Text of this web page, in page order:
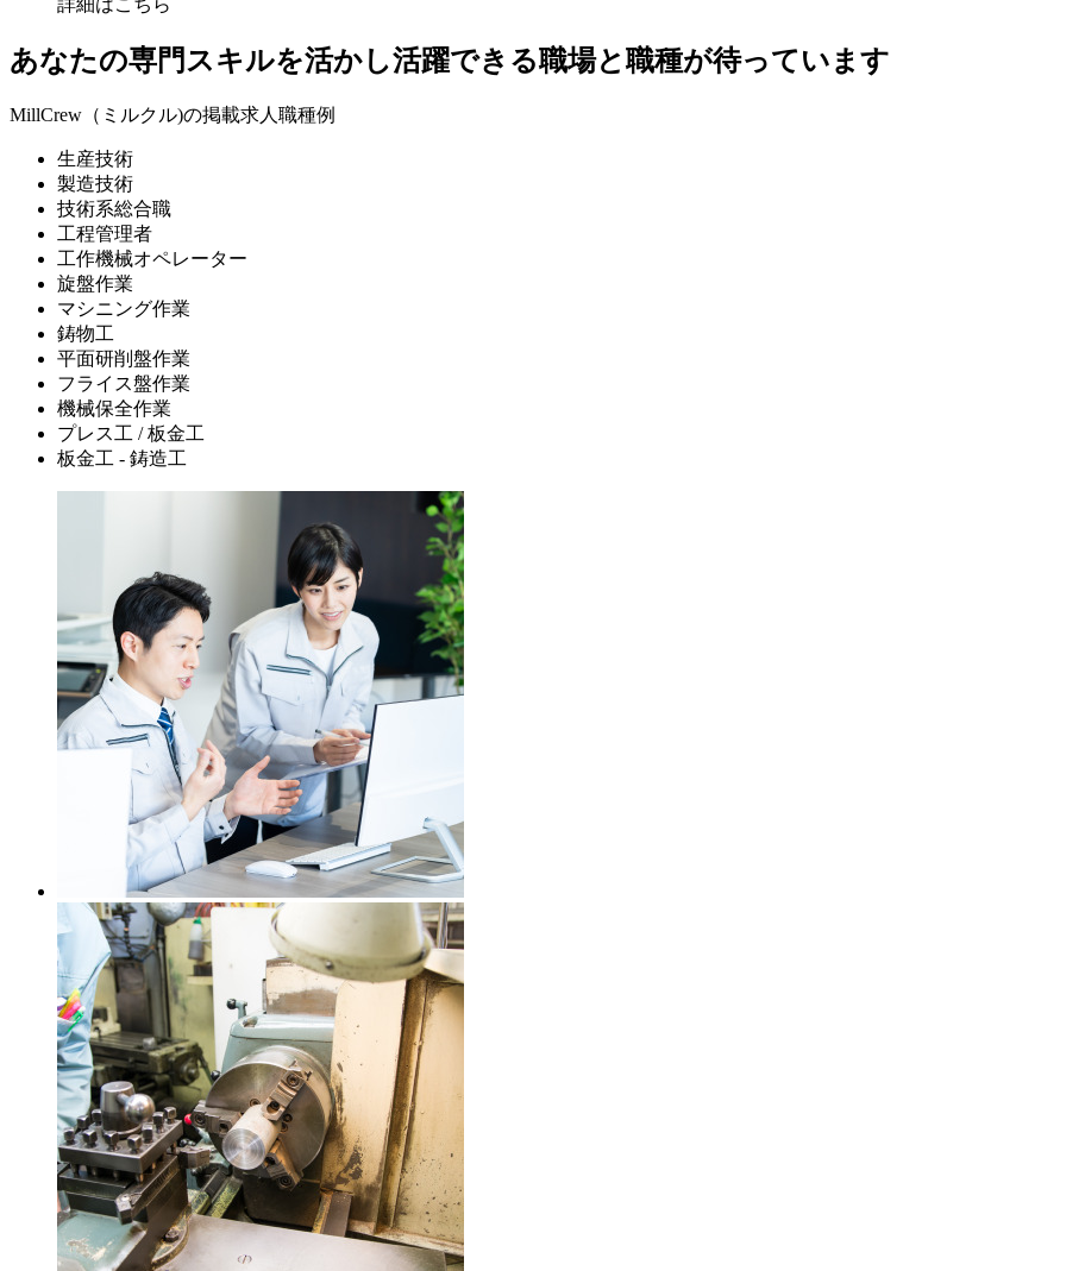
詳細はこちら
あなたの専門スキルを活かし活躍できる職場と職種が待っています
MillCrew（ミルクル)の掲載求人職種例
生産技術
製造技術
技術系総合職
工程管理者
工作機械オペレーター
旋盤作業
マシニング作業
鋳物工
平面研削盤作業
フライス盤作業
機械保全作業
プレス工 / 板金工
板金工 - 鋳造工